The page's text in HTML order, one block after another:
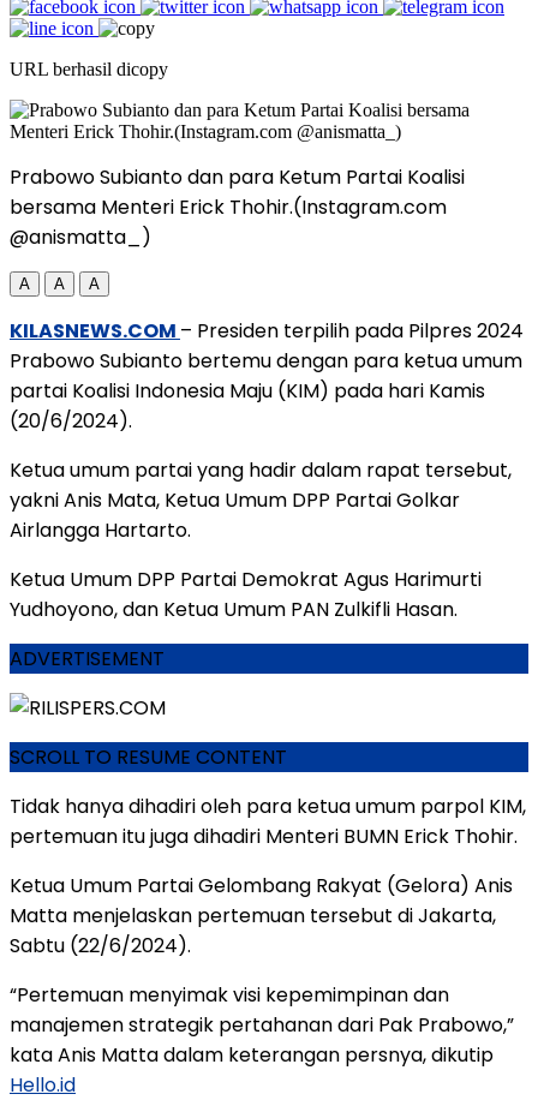
URL berhasil dicopy
Prabowo Subianto dan para Ketum Partai Koalisi
bersama Menteri Erick Thohir.(Instagram.com
@anismatta_)
A A A
KILASNEWS.COM – Presiden terpilih pada Pilpres 2024
Prabowo Subianto bertemu dengan para ketua umum
partai Koalisi Indonesia Maju (KIM) pada hari Kamis
(20/6/2024).
Ketua umum partai yang hadir dalam rapat tersebut,
yakni Anis Mata, Ketua Umum DPP Partai Golkar
Airlangga Hartarto.
Ketua Umum DPP Partai Demokrat Agus Harimurti
Yudhoyono, dan Ketua Umum PAN Zulkifli Hasan.
ADVERTISEMENT
SCROLL TO RESUME CONTENT
Tidak hanya dihadiri oleh para ketua umum parpol KIM,
pertemuan itu juga dihadiri Menteri BUMN Erick Thohir.
Ketua Umum Partai Gelombang Rakyat (Gelora) Anis
Matta menjelaskan pertemuan tersebut di Jakarta,
Sabtu (22/6/2024).
“Pertemuan menyimak visi kepemimpinan dan
manajemen strategik pertahanan dari Pak Prabowo,”
kata Anis Matta dalam keterangan persnya, dikutip
Hello.id